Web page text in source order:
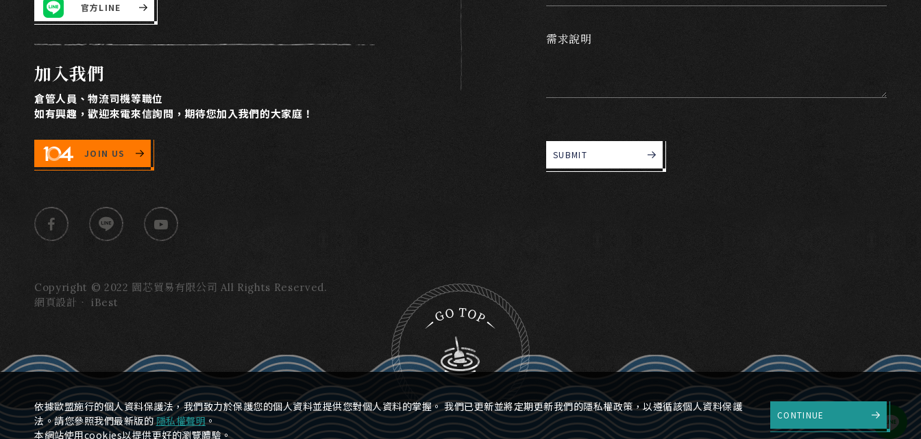
官方LINE
加入我們
倉管人員、物流司機等職位
如有興趣，歡迎來電來信詢問，期待您加入我們的大家庭！
JOIN US
Copyright © 2022 園芯貿易有限公司 All Rights Reserved.
網頁設計 ‧iBest
需求說明
SUBMIT
依據歐盟施行的個人資料保護法，我們致力於保護您的個人資料並提供您對個人資料的掌握。 我們已更新並將定期更新我們的隱私權政策，以遵循該個人資料保護
法。請您參照我們最新版的隱私權聲明。
本網站使用cookies以提供更好的瀏覽體驗。
CONTINUE